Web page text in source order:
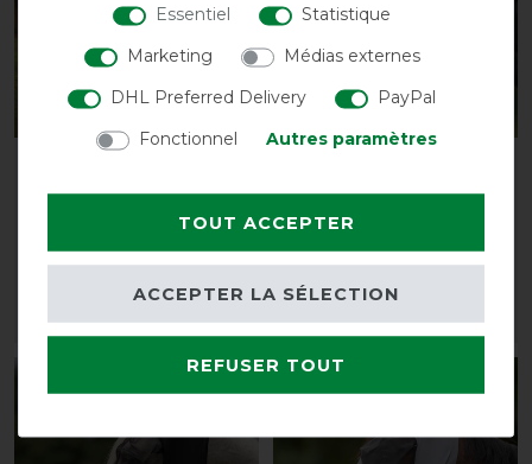
avant 35,00 €
LISTE DE SOUHAITS
mouches Twin Fit Flexi
Plus
avant 39,00 €
LISTE DE SOUHAITS
Essentiel
Statistique
Marketing
Médias externes
DHL Preferred Delivery
PayPal
Fonctionnel
Autres paramètres
TOUT ACCEPTER
REFUSER TOUT
ACCEPTER LA SÉLECTION